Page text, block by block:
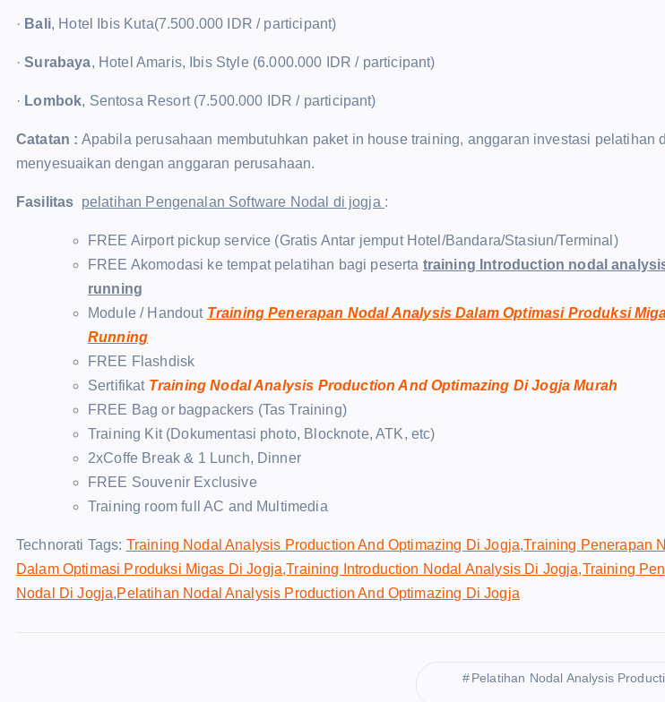
· Bali, Hotel Ibis Kuta(7.500.000 IDR / participant)
·Surabaya, Hotel Amaris, Ibis Style (6.000.000 IDR / participant)
· Lombok, Sentosa Resort (7.500.000 IDR / participant)
Catatan : Apabila perusahaan membutuhkan paket in house training, anggaran investasi pelatihan
menyesuaikan dengan anggaran perusahaan.
Fasilitas pelatihan Pengenalan Software Nodal di jogja :
FREE Airport pickup service (Gratis Antar jemput Hotel/Bandara/Stasiun/Terminal)
FREE Akomodasi ke tempat pelatihan bagi peserta training Introduction nodal
running
Module / Handout Training Penerapan Nodal Analysis Dalam Optimasi Produksi
Running
FREE Flashdisk
Sertifikat Training Nodal Analysis Production And Optimazing Di Jogja Murah
FREE Bag or bagpackers (Tas Training)
Training Kit (Dokumentasi photo, Blocknote, ATK, etc)
2xCoffe Break & 1 Lunch, Dinner
FREE Souvenir Exclusive
Training room full AC and Multimedia
Technorati Tags: Training Nodal Analysis Production And Optimazing Di Jogja,Training Penerapan
Dalam Optimasi Produksi Migas Di Jogja,Training Introduction Nodal Analysis Di Jogja,Training
Nodal Di Jogja,Pelatihan Nodal Analysis Production And Optimazing Di Jogja
Pelatihan Nodal Analysis